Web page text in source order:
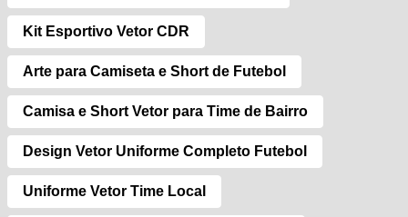
Kit Esportivo Vetor CDR
Arte para Camiseta e Short de Futebol
Camisa e Short Vetor para Time de Bairro
Design Vetor Uniforme Completo Futebol
Uniforme Vetor Time Local